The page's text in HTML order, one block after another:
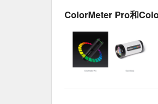
ColorMeter Pro和